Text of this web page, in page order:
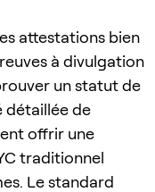
attestations bien
à divulgation
un statut de
détaillée de
offrir une
traditionnel
Le standard